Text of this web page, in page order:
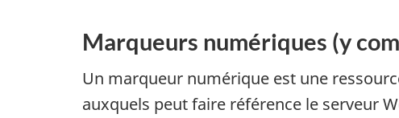
Marqueurs numériques (y
Un marqueur numérique est une
auxquels peut faire référence le serveur